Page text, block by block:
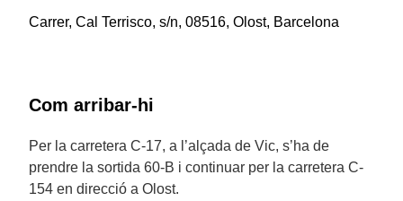
Carrer, Cal Terrisco, s/n, 08516, Olost, Barcelona
Com arribar-hi
Per la carretera C-17, a l’alçada de Vic, s’ha de
prendre la sortida 60-B i continuar per la carretera C-
154 en direcció a Olost.